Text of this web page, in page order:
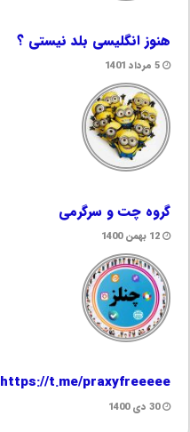
هنوز انگلیسی بلد نیستی ؟
5 مرداد 1401
گروه چت و سرگرمی
12 بهمن 1400
https://t.me/praxyfreeeee
30 دی 1400